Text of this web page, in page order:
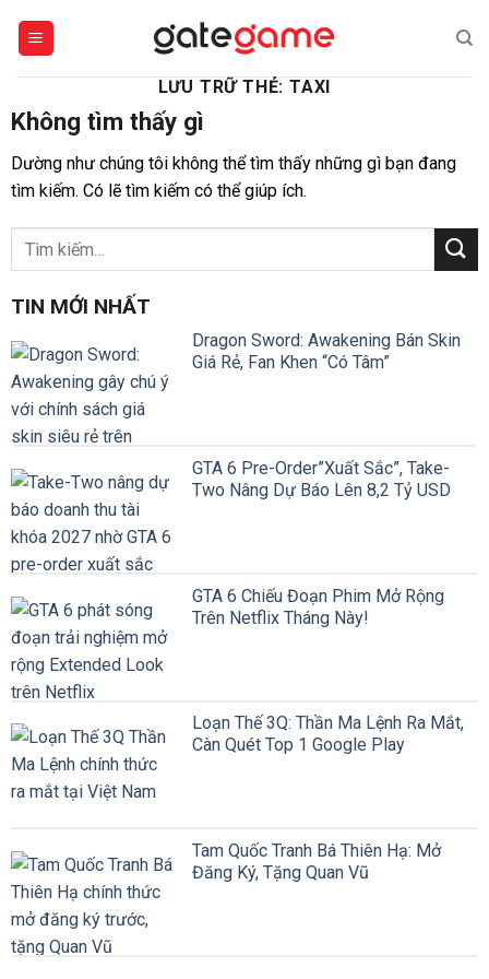
LƯU TRỮ THẺ:TAXI
Không tìm thấy gì
Dường như chúng tôi không thể tìm thấy những gì bạn đang
tìm kiếm. Có lẽ tìm kiếm có thể giúp ích.
TIN MỚI NHẤT
Dragon Sword: Awakening Bán Skin
Giá Rẻ, Fan Khen “Có Tâm”
GTA 6 Pre-Order”Xuất Sắc”, Take-
Two Nâng Dự Báo Lên 8,2 Tỷ USD
GTA 6 Chiếu Đoạn Phim Mở Rộng
Trên Netflix Tháng Này!
Loạn Thế 3Q: Thần Ma Lệnh Ra Mắt,
Càn Quét Top 1 Google Play
Tam Quốc Tranh Bá Thiên Hạ: Mở
Đăng Ký, Tặng Quan Vũ